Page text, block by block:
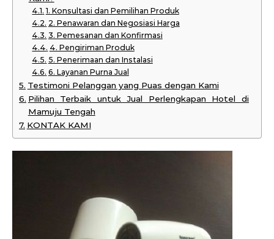
1. Konsultasi dan Pemilihan Produk
2. Penawaran dan Negosiasi Harga
3. Pemesanan dan Konfirmasi
4. Pengiriman Produk
5. Penerimaan dan Instalasi
6. Layanan Purna Jual
Testimoni Pelanggan yang Puas dengan Kami
Pilihan Terbaik untuk Jual Perlengkapan Hotel di
Mamuju Tengah
KONTAK KAMI